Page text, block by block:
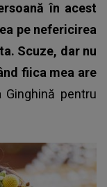
în acest
pe nefericirea
Scuze, dar nu
fiica mea are
Ginghină pentru